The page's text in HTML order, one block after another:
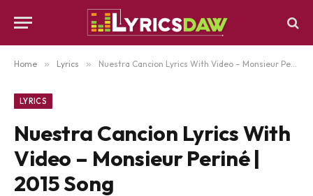
Home » Lyrics » Nuestra Cancion Lyrics With Video – Monsieur Periné | 2015 Song
LYRICS
Nuestra Cancion Lyrics With
Video – Monsieur Periné |
2015 Song